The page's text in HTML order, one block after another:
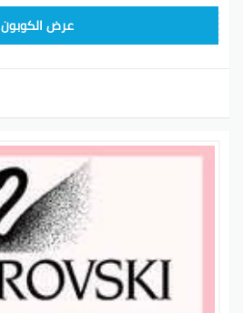
عرض الكوبون